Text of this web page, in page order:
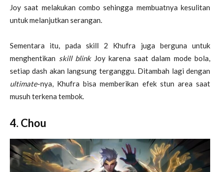
Joy saat melakukan combo sehingga membuatnya kesulitan
untuk melanjutkan serangan.
Sementara itu, pada skill 2 Khufra juga berguna untuk
menghentikan skill blinkJoy karena saat dalam mode bola,
setiap dash akan langsung terganggu. Ditambah lagi dengan
ultimate-nya, Khufra bisa memberikan efek stun area saat
musuh terkena tembok.
4. Chou